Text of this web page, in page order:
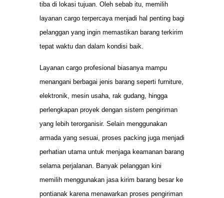
tiba di lokasi tujuan. Oleh sebab itu, memilih
layanan cargo terpercaya menjadi hal penting bagi
pelanggan yang ingin memastikan barang terkirim
tepat waktu dan dalam kondisi baik.
Layanan cargo profesional biasanya mampu
menangani berbagai jenis barang seperti furniture,
elektronik, mesin usaha, rak gudang, hingga
perlengkapan proyek dengan sistem pengiriman
yang lebih terorganisir. Selain menggunakan
armada yang sesuai, proses packing juga menjadi
perhatian utama untuk menjaga keamanan barang
selama perjalanan. Banyak pelanggan kini
memilih menggunakan jasa kirim barang besar ke
pontianak karena menawarkan proses pengiriman